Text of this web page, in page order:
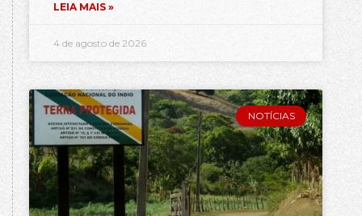
LEIA MAIS »
4 de agosto de 2026
NOTÍCIAS